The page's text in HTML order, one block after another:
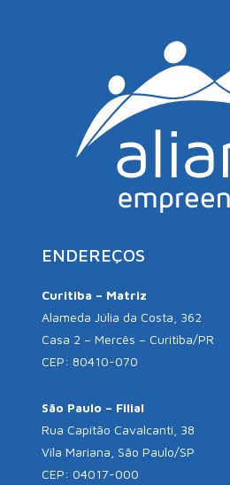
ENDEREÇOS
Curitiba – Matriz
Alameda Júlia da Costa, 362
Casa 2 – Mercês – Curitiba/PR
CEP: 80410-070
São Paulo – Filial
Rua Capitão Cavalcanti, 38
Vila Mariana, São Paulo/SP
CEP: 04017-000